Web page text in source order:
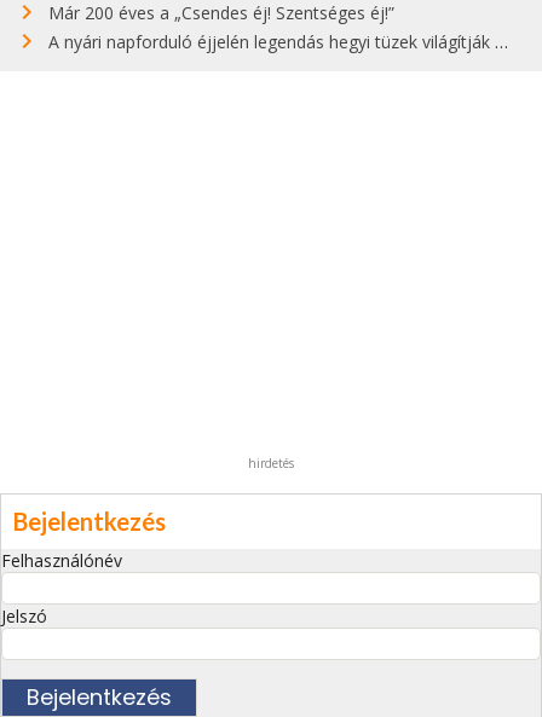
Már 200 éves a „Csendes éj! Szentséges éj!”
A nyári napforduló éjjelén legendás hegyi tüzek világítják meg Zugspitzét
hirdetés
Bejelentkezés
Felhasználónév
Jelszó